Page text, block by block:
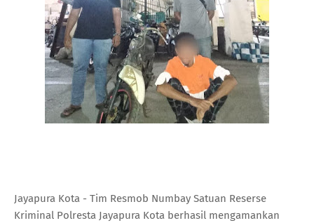
Jayapura Kota - Tim Resmob Numbay Satuan Reserse
Kriminal Polresta Jayapura Kota berhasil mengamankan